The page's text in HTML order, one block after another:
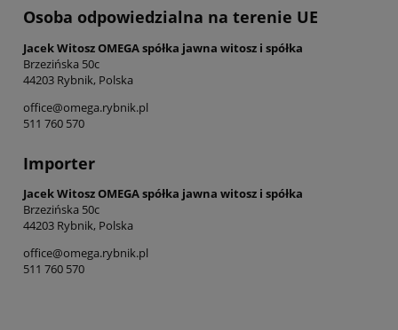
Osoba odpowiedzialna na terenie UE
Jacek Witosz OMEGA spółka jawna witosz i spółka
Brzezińska 50c
44203 Rybnik, Polska
office@omega.rybnik.pl
511 760 570
Importer
Jacek Witosz OMEGA spółka jawna witosz i spółka
Brzezińska 50c
44203 Rybnik, Polska
office@omega.rybnik.pl
511 760 570